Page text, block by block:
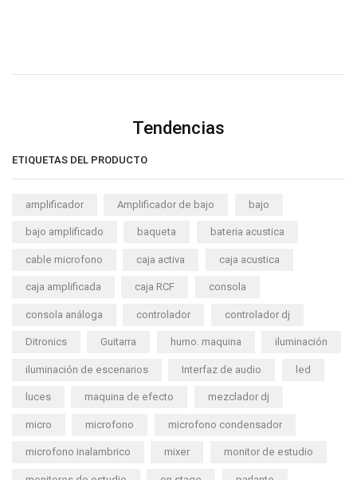
Tendencias
ETIQUETAS DEL PRODUCTO
amplificador Amplificador de bajo bajo
bajo amplificado baqueta bateria acustica
cable microfono caja activa caja acustica
caja amplificada caja RCF consola
consola análoga controlador controlador dj
Ditronics Guitarra humo. maquina iluminación
iluminación de escenarios Interfaz de audio led
luces maquina de efecto mezclador dj
micro microfono microfono condensador
microfono inalambrico mixer monitor de estudio